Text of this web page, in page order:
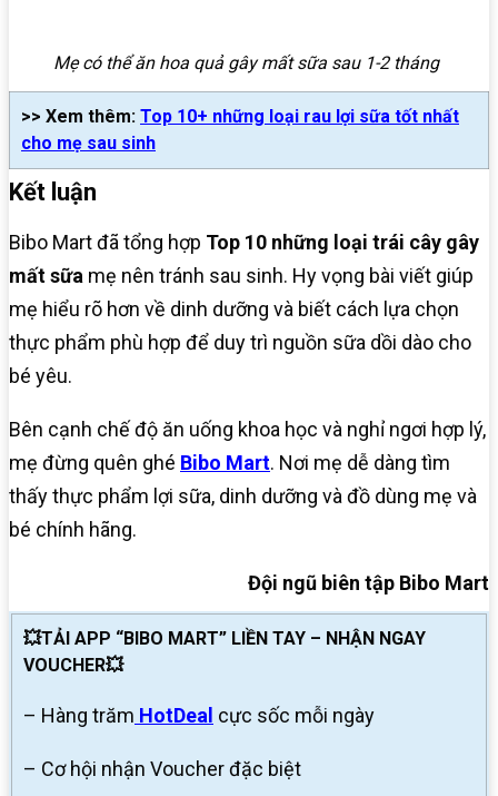
Mẹ có thể ăn hoa quả gây mất sữa sau 1-2 tháng
>> Xem thêm: Top 10+ những loại rau lợi sữa tốt nhất
cho mẹ sau sinh
Kết luận
Bibo Mart đã tổng hợp Top 10 những loại trái cây gây
mất sữa mẹ nên tránh sau sinh. Hy vọng bài viết giúp
mẹ hiểu rõ hơn về dinh dưỡng và biết cách lựa chọn
thực phẩm phù hợp để duy trì nguồn sữa dồi dào cho
bé yêu.
Bên cạnh chế độ ăn uống khoa học và nghỉ ngơi hợp lý,
mẹ đừng quên ghé Bibo Mart. Nơi mẹ dễ dàng tìm
thấy thực phẩm lợi sữa, dinh dưỡng và đồ dùng mẹ và
bé chính hãng.
Đội ngũ biên tập Bibo Mart
💥TẢI APP “BIBO MART” LIỀN TAY – NHẬN NGAY
VOUCHER💥
– Hàng trăm HotDeal cực sốc mỗi ngày
– Cơ hội nhận Voucher đặc biệt